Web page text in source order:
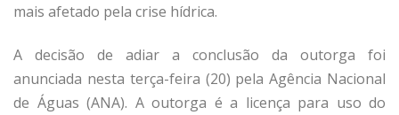
mais afetado pela crise hídrica.
A decisão de adiar a conclusão da outorga foi
anunciada nesta terça-feira (20) pela Agência Nacional
de Águas (ANA). A outorga é a licença para uso do